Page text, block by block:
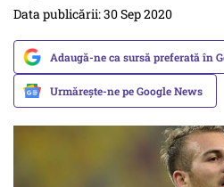
Data publicării: 30 Sep 2020
Adaugă-ne ca sursă preferată în
Urmărește-ne pe Google News